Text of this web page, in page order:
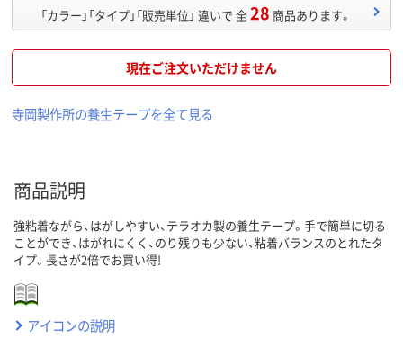
「カラー」「タイプ」「販売単位」 違いで 全28 商品あります。
現在ご注文いただけません
寺岡製作所の養生テープを全て見る
商品説明
強粘着ながら、はがしやすい、テラオカ製の養生テープ。手で簡単に切る
ことができ、はがれにくく、のり残りも少ない、粘着バランスのとれたタ
イプ。長さが2倍でお買い得!
アイコンの説明